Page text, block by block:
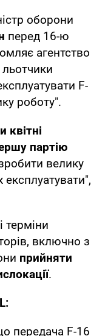
оборони
перед 16-ю
агентство
F-
роботу".
квітні
партію
велику
експлуатувати",
терміни
включно з
прийняти
.
передача F-16